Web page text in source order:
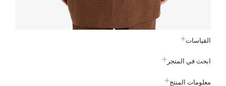
القياسات
ابحث في المتجر
معلومات المنتج